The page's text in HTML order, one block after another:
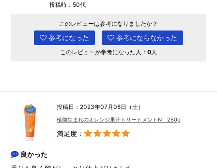
投稿時：50代
このレビューは参考になりましたか？
参考になった 参考にならなかった
このレビューが参考になった人： 0 人
投稿日：2023年07月08日（土）
植物生まれのオレンジ果汁トリートメントN 250g
満足度：
良かった